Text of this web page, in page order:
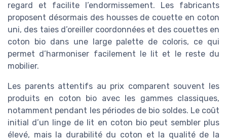
regard et facilite l’endormissement. Les fabricants
proposent désormais des housses de couette en coton
uni, des taies d’oreiller coordonnées et des couettes en
coton bio dans une large palette de coloris, ce qui
permet d’harmoniser facilement le lit et le reste du
mobilier.
Les parents attentifs au prix comparent souvent les
produits en coton bio avec les gammes classiques,
notamment pendant les périodes de bio soldes. Le coût
initial d’un linge de lit en coton bio peut sembler plus
élevé, mais la durabilité du coton et la qualité de la